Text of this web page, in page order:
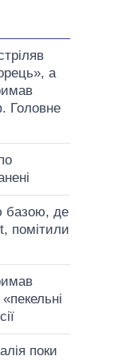
а
Головне
базою, де
помітили
поки